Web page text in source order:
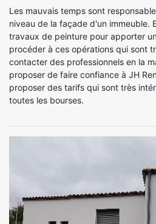
Les mauvais temps sont
niveau de la façade d'un immeuble.
travaux de peinture pour apporter
procéder à ces opérations qui sont
contacter des professionnels en la
proposer de faire confiance à JH
proposer des tarifs qui sont très
toutes les bourses.